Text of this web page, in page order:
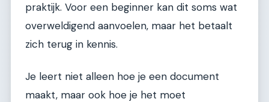
praktijk. Voor een beginner kan dit soms wat
overweldigend aanvoelen, maar het betaalt
zich terug in kennis.
Je leert niet alleen hoe je een document
maakt, maar ook hoe je het moet